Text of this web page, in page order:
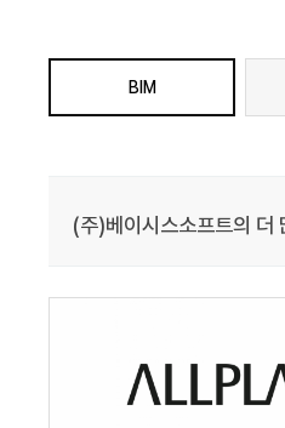
BIM
(주)베이시스소프트의 더